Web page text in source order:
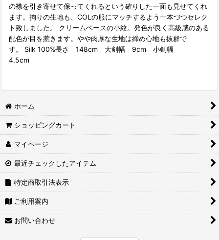
の襟を引き寄せて保ってくれるという確りした一面も見せてくれ
ます。拘りの生地も、COLの服にマッチするよう一本づつセレク
ト致しました。 クリームベースの小紋。発色が良く高級感のある
配色が目を惹きます。やや肉厚な生地は締め心地も抜群で
す。 Silk 100%長さ 148cm 大剣幅 9cm 小剣幅
4.5cm
ホーム
ショッピングカート
マイページ
最近チェックしたアイテム
特定商取引法表示
ご利用案内
お問い合わせ